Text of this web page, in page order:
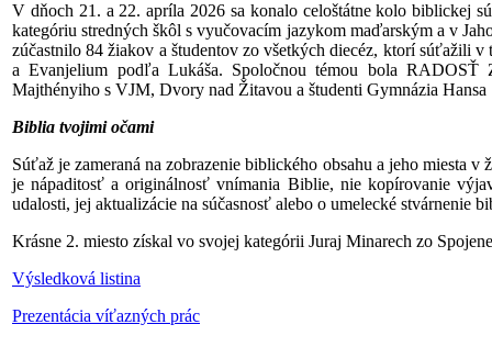
V dňoch 21. a 22. apríla 2026 sa konalo celoštátne kolo biblickej
kategóriu stredných škôl s vyučovacím jazykom maďarským a v
zúčastnilo 84 žiakov a študentov zo všetkých diecéz, ktorí súťažili
a Evanjelium podľa Lukáša. Spoločnou témou bola
Majthényiho s VJM, Dvory nad Žitavou a študenti Gymnázia
Biblia tvojimi očami
Súťaž je zameraná na zobrazenie biblického obsahu a jeho miesta
je nápaditosť a originálnosť vnímania Biblie, nie kopírovanie
udalosti, jej aktualizácie na súčasnosť alebo o umelecké stvárnenie
Krásne 2. miesto získal vo svojej kategórii Juraj Minarech zo
Výsledková listina
Prezentácia víťazných prác